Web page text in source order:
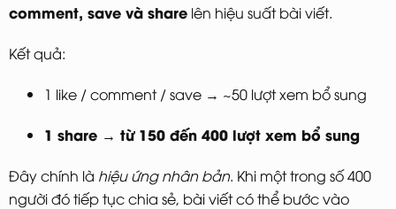
comment, save và share lên hiệu suất bài viết.
Kết quả:
1 like / comment / save → ~50 lượt xem bổ sung
1 share → từ 150 đến 400 lượt xem bổ sung
Đây chính là hiệu ứng nhân bản. Khi một trong số 400
người đó tiếp tục chia sẻ, bài viết có thể bước vào